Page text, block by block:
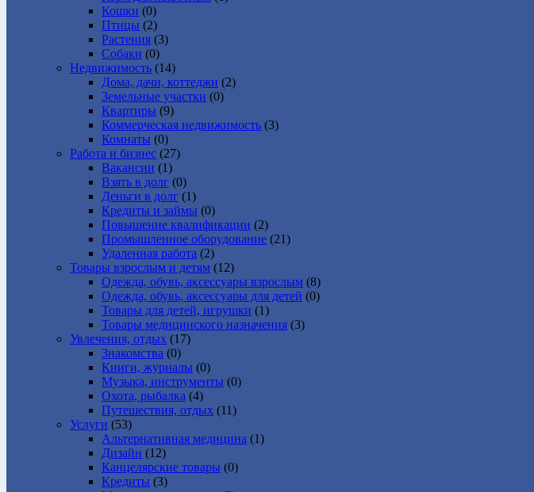
Кошки (0)
Птицы (2)
Растения (3)
Собаки (0)
Недвижимость (14)
Дома, дачи, коттеджи (2)
Земельные участки (0)
Квартиры (9)
Коммерческая недвижимость (3)
Комнаты (0)
Работа и бизнес (27)
Вакансии (1)
Взять в долг (0)
Деньги в долг (1)
Кредиты и займы (0)
Повышение квалификации (2)
Промышленное оборудование (21)
Удаленная работа (2)
Товары взрослым и детям (12)
Одежда, обувь, аксессуары взрослым (8)
Одежда, обувь, аксессуары для детей (0)
Товары для детей, игрушки (1)
Товары медицинского назначения (3)
Увлечения, отдых (17)
Знакомства (0)
Книги, журналы (0)
Музыка, инструменты (0)
Охота, рыбалка (4)
Путешествия, отдых (11)
Услуги (53)
Альтернативная медицина (1)
Дизайн (12)
Канцелярские товары (0)
Кредиты (3)